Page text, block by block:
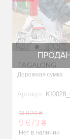
TAGALONG
Дорожная сумка
Артикул:
13 820 ₴
9 673 ₴
Нет в наличии